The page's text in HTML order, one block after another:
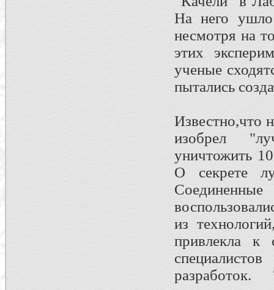
На него
несмотря на
этих
ученые
пытались
Известно,что
изобрел
уничтожить
О секрете
из
привлекла к